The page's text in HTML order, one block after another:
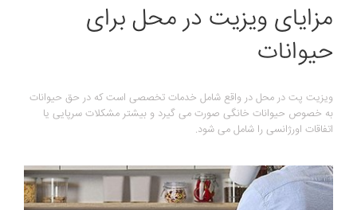
مزایای ویزیت در محل برای
حیوانات
ویزیت پت در محل در واقع شامل خدمات تخصصی است که در حق حیوانات
به خصوص حیوانات خانگی صورت می گیرد و بیشتر مشکلات سرپایی یا
اتفاقات اورژانسی را شامل می شود.